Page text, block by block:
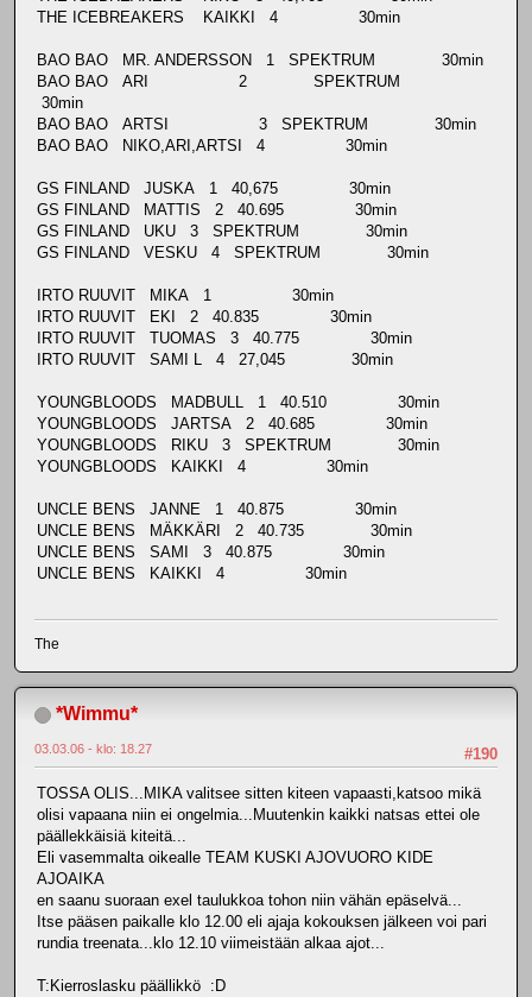
THE ICEBREAKERS KAIKKI 4 30min
BAO BAO MR. ANDERSSON 1 SPEKTRUM 30min
BAO BAO ARI 2 SPEKTRUM
30min
BAO BAO ARTSI 3 SPEKTRUM 30min
BAO BAO NIKO,ARI,ARTSI 4 30min
GS FINLAND JUSKA 1 40,675 30min
GS FINLAND MATTIS 2 40.695 30min
GS FINLAND UKU 3 SPEKTRUM 30min
GS FINLAND VESKU 4 SPEKTRUM 30min
IRTO RUUVIT MIKA 1 30min
IRTO RUUVIT EKI 2 40.835 30min
IRTO RUUVIT TUOMAS 3 40.775 30min
IRTO RUUVIT SAMI L 4 27,045 30min
YOUNGBLOODS MADBULL 1 40.510 30min
YOUNGBLOODS JARTSA 2 40.685 30min
YOUNGBLOODS RIKU 3 SPEKTRUM 30min
YOUNGBLOODS KAIKKI 4 30min
UNCLE BENS JANNE 1 40.875 30min
UNCLE BENS MÄKKÄRI 2 40.735 30min
UNCLE BENS SAMI 3 40.875 30min
UNCLE BENS KAIKKI 4 30min
The
*Wimmu*
#190
03.03.06 - klo: 18.27
TOSSA OLIS...MIKA valitsee sitten kiteen vapaasti,katsoo mikä
olisi vapaana niin ei ongelmia...Muutenkin kaikki natsas ettei ole
päällekkäisiä kiteitä...
Eli vasemmalta oikealle TEAM KUSKI AJOVUORO KIDE
AJOAIKA
en saanu suoraan exel taulukkoa tohon niin vähän epäselvä...
Itse pääsen paikalle klo 12.00 eli ajaja kokouksen jälkeen voi pari
rundia treenata...klo 12.10 viimeistään alkaa ajot...
T:Kierroslasku päällikkö :D